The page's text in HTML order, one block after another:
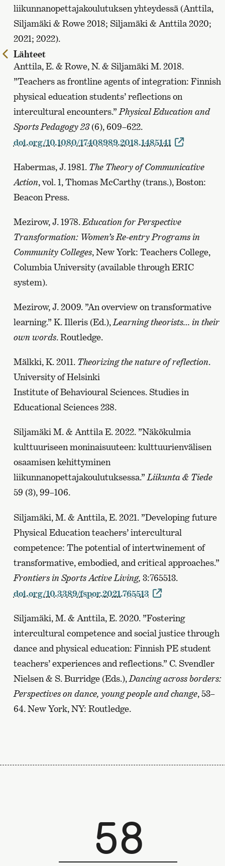
liikunnanopettajakoulutuksen yhteydessä (Anttila,
Siljamäki & Rowe 2018; Siljamäki & Anttila 2020;
2021; 2022).
Lähteet
Anttila, E. & Rowe, N. & Siljamäki M. 2018.
”Teachers as frontline agents of integration: Finnish
physical education students’ reflections on
intercultural encounters.” Physical Education and
Sports Pedagogy23(6), 609–622.
doi.org/10.1080/17408989.2018.1485141
Habermas, J. 1981. The Theory of Communicative
Action, vol. 1, Thomas McCarthy (trans.), Boston:
Beacon Press.
Mezirow, J. 1978. Education for Perspective
Transformation: Women’s Re-entry Programs in
Community Colleges, New York: Teachers College,
Columbia University (available through ERIC
system).
Mezirow, J. 2009. ”An overview on transformative
learning.” K. Illeris (Ed.), Learning theorists… in their
own words. Routledge.
Mälkki, K. 2011. Theorizing the nature of reflection.
University of Helsinki
Institute of Behavioural Sciences. Studies in
Educational Sciences 238.
Siljamäki M. & Anttila E. 2022. ”Näkökulmia
kulttuuriseen moninaisuuteen: kulttuurienvälisen
osaamisen kehittyminen
liikunnanopettajakoulutuksessa.”Liikunta & Tiede
59 (3), 99–106.
Siljamäki, M. & Anttila, E. 2021. ”Developing future
Physical Education teachers’ intercultural
competence: The potential of intertwinement of
transformative, embodied, and critical approaches.”
Frontiers in Sports Active Living, 3:765513.
doi.org/10.3389/fspor.2021.765513
Siljamäki, M. & Anttila, E. 2020. ”Fostering
intercultural competence and social justice through
dance and physical education: Finnish PE student
teachers’ experiences and reflections.” C. Svendler
Nielsen & S. Burridge (Eds.), Dancing across borders:
Perspectives on dance, young people and change, 53–
64. New York, NY: Routledge.
Edelliselle
sivulle
58